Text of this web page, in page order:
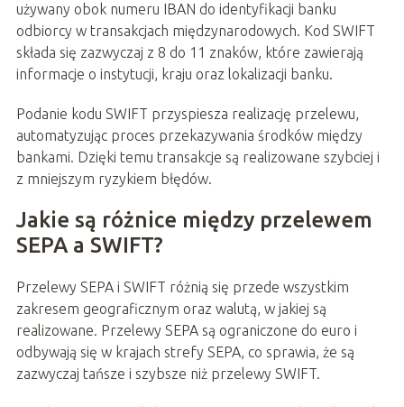
używany obok numeru IBAN do identyfikacji banku
odbiorcy w transakcjach międzynarodowych. Kod SWIFT
składa się zazwyczaj z 8 do 11 znaków, które zawierają
informacje o instytucji, kraju oraz lokalizacji banku.
Podanie kodu SWIFT przyspiesza realizację przelewu,
automatyzując proces przekazywania środków między
bankami. Dzięki temu transakcje są realizowane szybciej i
z mniejszym ryzykiem błędów.
Jakie są różnice między przelewem
SEPA a SWIFT?
Przelewy SEPA i SWIFT różnią się przede wszystkim
zakresem geograficznym oraz walutą, w jakiej są
realizowane. Przelewy SEPA są ograniczone do euro i
odbywają się w krajach strefy SEPA, co sprawia, że są
zazwyczaj tańsze i szybsze niż przelewy SWIFT.